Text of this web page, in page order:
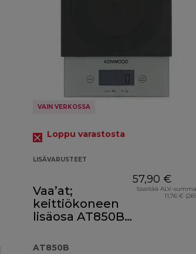
VAIN VERKOSSA
Loppu varastosta
LISÄVARUSTEET
Vaa’at;
keittiökoneen
lisäosa AT850B,
AT850B
57,90 €
Sisältää ALV-
11,76 €